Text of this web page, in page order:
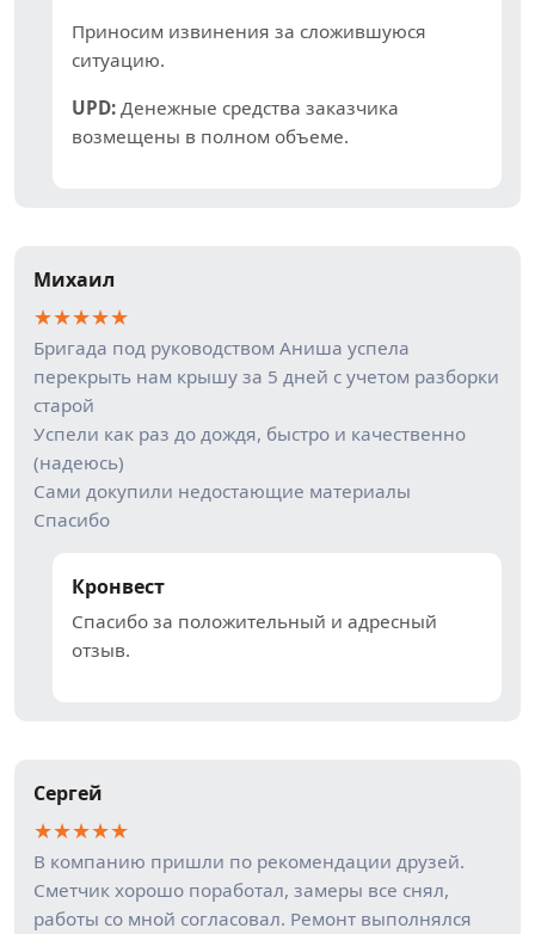
Приносим извинения за сложившуюся
ситуацию.
UPD: Денежные средства заказчика
возмещены в полном объеме.
Михаил
★★★★★
Бригада под руководством Аниша успела
перекрыть нам крышу за 5 дней с учетом разборки
старой
Успели как раз до дождя, быстро и качественно
(надеюсь)
Сами докупили недостающие материалы
Спасибо
Кронвест
Спасибо за положительный и адресный
отзыв.
Сергей
★★★★★
В компанию пришли по рекомендации друзей.
Сметчик хорошо поработал, замеры все снял,
работы со мной согласовал. Ремонт выполнялся